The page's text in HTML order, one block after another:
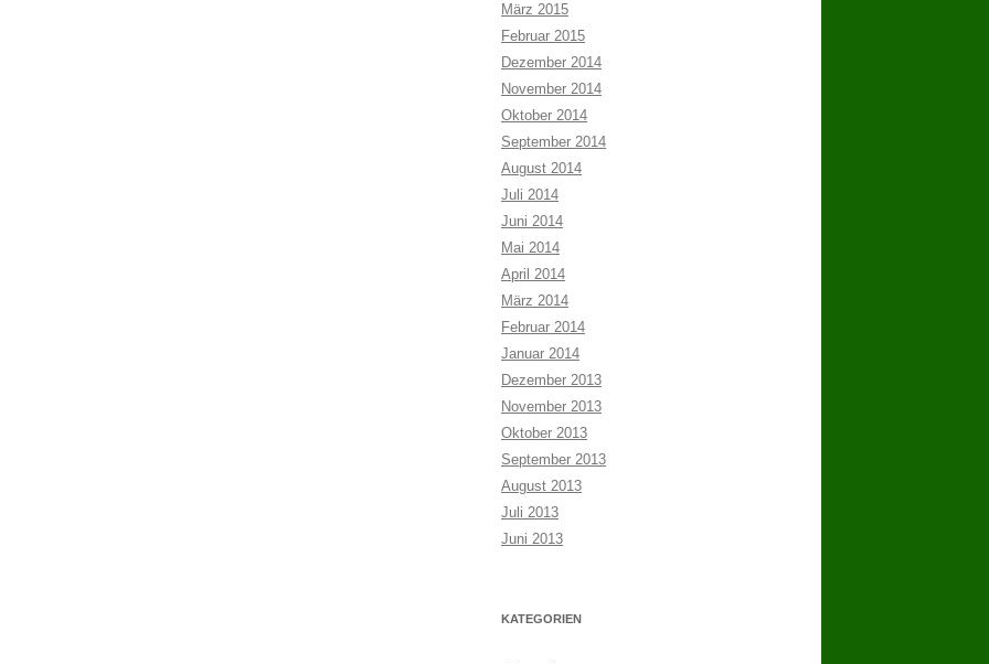
März 2015
Februar 2015
Dezember 2014
November 2014
Oktober 2014
September 2014
August 2014
Juli 2014
Juni 2014
Mai 2014
April 2014
März 2014
Februar 2014
Januar 2014
Dezember 2013
November 2013
Oktober 2013
September 2013
August 2013
Juli 2013
Juni 2013
KATEGORIEN